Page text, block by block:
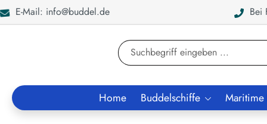
Zur Suche springen
E-Mail: info@buddel.de Bei
Home Buddelschiffe